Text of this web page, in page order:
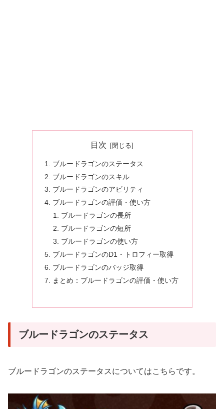
目次
ブルードラゴンのステータス
ブルードラゴンのスキル
ブルードラゴンのアビリティ
ブルードラゴンの評価・使い方
ブルードラゴンの長所
ブルードラゴンの短所
ブルードラゴンの使い方
ブルードラゴンのD1・トロフィー取得
ブルードラゴンのバッジ取得
まとめ：ブルードラゴンの評価・使い方
ブルードラゴンのステータス
ブルードラゴンのステータスについてはこちらです。